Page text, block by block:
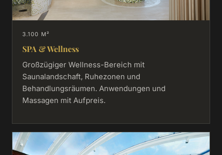
3.100 M²
SPA & Wellness
Großzügiger Wellness-Bereich mit
Saunalandschaft, Ruhezonen und
Behandlungsräumen. Anwendungen und
Massagen mit Aufpreis.